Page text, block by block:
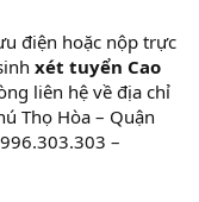
điện hoặc nộp trực
xét tuyển Cao
liên hệ về địa chỉ
Thọ Hòa – Quận
–